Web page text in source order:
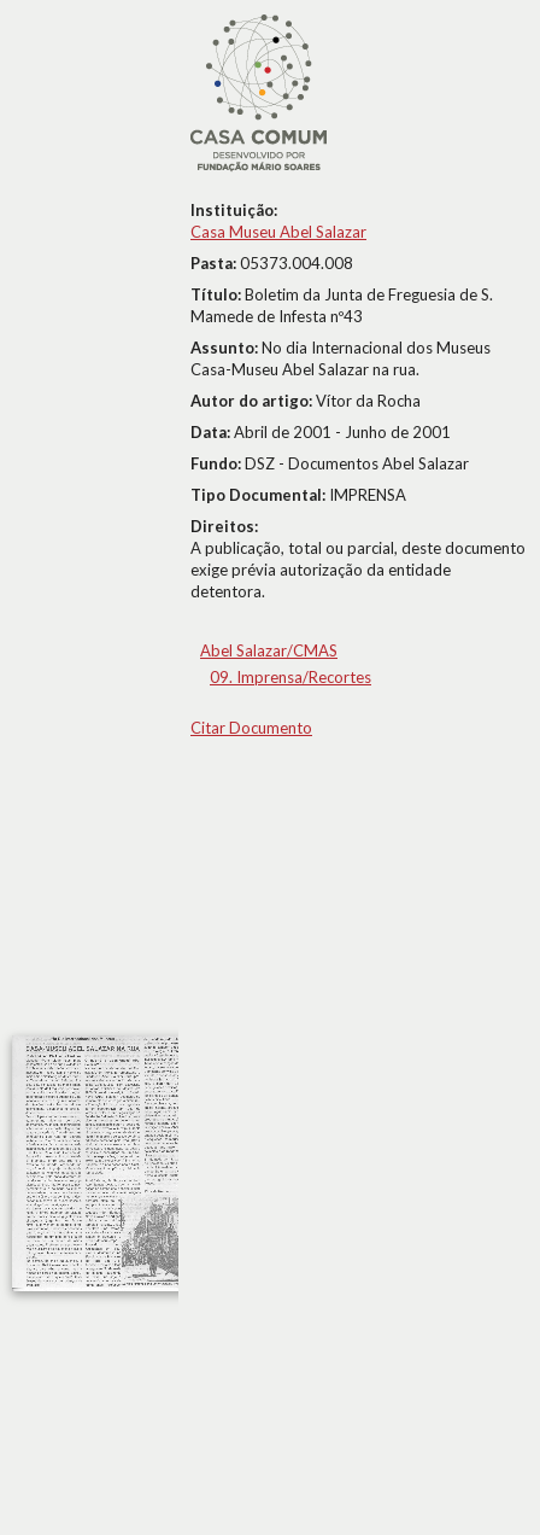
Instituição:
Casa Museu Abel Salazar
Pasta:05373.004.008
Título:Boletim da Junta de Freguesia de S.
Mamede de Infesta nº43
Assunto:No dia Internacional dos Museus 
Casa-Museu Abel Salazar na rua.
Autor do artigo:Vítor da Rocha
Data:Abril de 2001 - Junho de 2001
Fundo:DSZ - Documentos Abel Salazar
Tipo Documental: IMPRENSA
Direitos:
A publicação, total ou parcial, deste documento
exige prévia autorização da entidade
detentora.
Abel Salazar/CMAS
09. Imprensa/Recortes
Citar Documento